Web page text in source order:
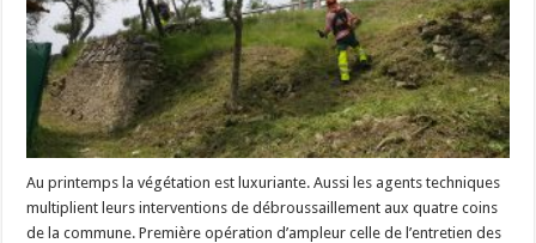
Au printemps la végétation est luxuriante. Aussi les agents techniques
multiplient leurs interventions de débroussaillement aux quatre coins
de la commune. Première opération d’ampleur celle de l’entretien des